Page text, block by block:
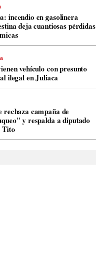
incendio en gasolinera
deja cuantiosas pérdidas
vehículo con presunto
ilegal en Juliaca
rechaza campaña de
y respalda a diputado
Tito